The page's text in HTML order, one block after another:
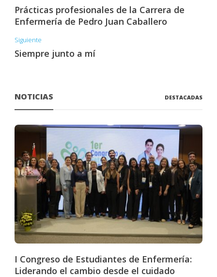
Prácticas profesionales de la Carrera de
Enfermería de Pedro Juan Caballero
Siguiente
Siempre junto a mí
NOTICIAS DESTACADAS
I Congreso de Estudiantes de Enfermería:
Liderando el cambio desde el cuidado